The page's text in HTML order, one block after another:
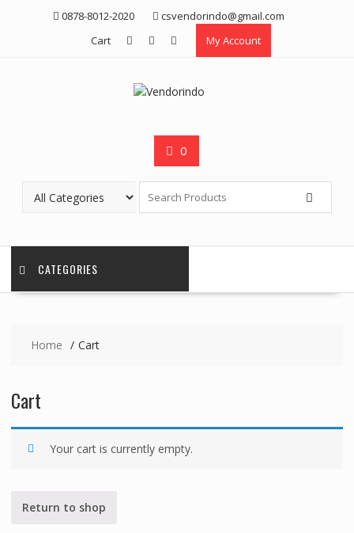
0878-8012-2020
csvendorindo@gmail.com
Cart
My Account
0
CATEGORIES
Home Cart
Cart
Your cart is currently empty.
Return to shop